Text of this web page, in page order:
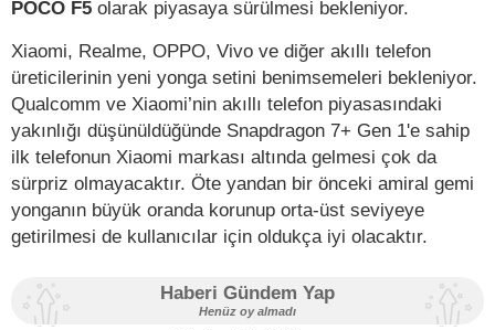
POCO F5 olarak piyasaya sürülmesi bekleniyor.
Xiaomi, Realme, OPPO, Vivo ve diğer akıllı telefon
üreticilerinin yeni yonga setini benimsemeleri bekleniyor.
Qualcomm ve Xiaomi’nin akıllı telefon piyasasındaki
yakınlığı düşünüldüğünde Snapdragon 7+ Gen 1'e sahip
ilk telefonun Xiaomi markası altında gelmesi çok da
sürpriz olmayacaktır. Öte yandan bir önceki amiral gemi
yonganın büyük oranda korunup orta-üst seviyeye
getirilmesi de kullanıcılar için oldukça iyi olacaktır.
Haberi Gündem Yap
Henüz oy almadı